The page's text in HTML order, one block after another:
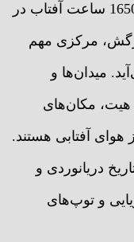
شده است. این شهر به‌طور متوسط 1650 ساعت آفتاب در
مرکزی مهم
میدان‌ها و
هیت، مکان‌های
آفتابی هستند.
دریانوردی و
و توپ‌های